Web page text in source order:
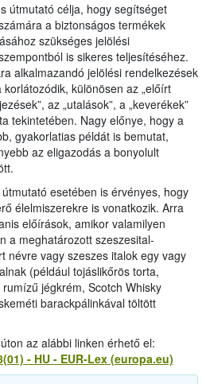
útmutató célja, hogy segítséget
a biztonságos termékek
szükséges jelölési
is sikeres teljesítéséhez.
alkalmazandó jelölési rendelkezések
különösen az „előírt
az „utalások”, a „keverékek”
tekintetében. Nagy előnye, hogy a
gyakorlatias példát is bemutat,
az eligazodás a bonyolult
esetében is érvényes, hogy
élelmiszerekre is vonatkozik. Arra
előírások, amikor valamilyen
a meghatározott szeszesital-
névre vagy szeszes italok egy vagy
(például tojáslikőrös torta,
jégkrém, Scotch Whisky
barackpálinkával töltött
az alábbi linken érhető el:
- HU - EUR-Lex (europa.eu)